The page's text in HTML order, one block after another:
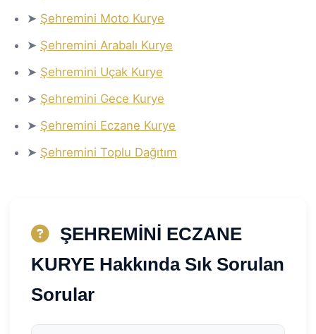
➤ Şehremini Moto Kurye
➤ Şehremini Arabalı Kurye
➤ Şehremini Uçak Kurye
➤ Şehremini Gece Kurye
➤ Şehremini Eczane Kurye
➤ Şehremini Toplu Dağıtım
ŞEHREMİNİ ECZANE
KURYE Hakkında Sık Sorulan
Sorular